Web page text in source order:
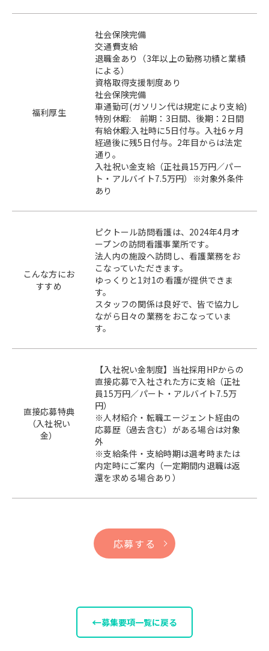
福利厚生
社会保険完備
交通費支給
退職金あり（3年以上の勤務功績と業績
による）
資格取得支援制度あり
社会保険完備
車通勤可(ガソリン代は規定により支給)
特別休暇: 前期：3日間、後期：2日間
有給休暇:入社時に5日付与。入社6ヶ月
経過後に残5日付与。2年目からは法定
通り。
入社祝い金支給（正社員15万円／パー
ト・アルバイト7.5万円）※対象外条件
あり
こんな方にお
すすめ
ピクトール訪問看護は、2024年4月オ
ープンの訪問看護事業所です。
法人内の施設へ訪問し、看護業務をお
こなっていただきます。
ゆっくりと1対1の看護が提供できま
す。
スタッフの関係は良好で、皆で協力し
ながら日々の業務をおこなっていま
す。
直接応募特典
（入社祝い
金）
【入社祝い金制度】当社採用HPからの
直接応募で入社された方に支給（正社
員15万円／パート・アルバイト7.5万
円）
※人材紹介・転職エージェント経由の
応募歴（過去含む）がある場合は対象
外
※支給条件・支給時期は選考時または
内定時にご案内（一定期間内退職は返
還を求める場合あり）
応募する
←募集要項一覧に戻る